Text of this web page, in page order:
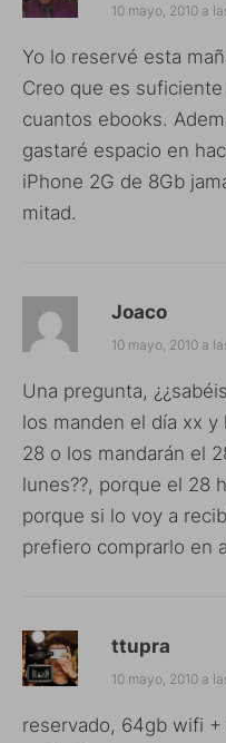
10 mayo, 2010 a
Yo lo reservé esta
Creo que es
cuantos ebooks.
gastaré espacio en
iPhone 2G de 8Gb
mitad.
Joaco
10 mayo, 2010 a
Una pregunta,
los manden el día xx
28 o los mandarán el
lunes??, porque el 28
porque si lo voy a
prefiero comprarlo en
ttupra
10 mayo, 2010 a
reservado, 64gb wifi